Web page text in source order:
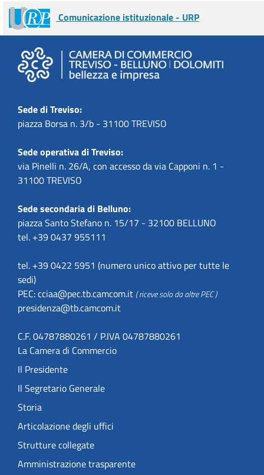
Comunicazione istituzionale - URP
Sede di Treviso:
piazza Borsa n. 3/b - 31100 TREVISO
Sede operativa di Treviso:
via Pinelli n. 26/A, con accesso da via Capponi n. 1 -
31100 TREVISO
Sede secondaria di Belluno:
piazza Santo Stefano n. 15/17 - 32100 BELLUNO
tel. +39 0437 955111
tel. +39 0422 5951 (numero unico attivo per tutte le
sedi)
PEC:cciaa@pec.tb.camcom.it ( riceve solo da altre PEC )
presidenza@tb.camcom.it
C.F. 04787880261 / P.IVA 04787880261
La Camera di Commercio
Il Presidente
Il Segretario Generale
Storia
Articolazione degli uffici
Strutture collegate
Amministrazione trasparente